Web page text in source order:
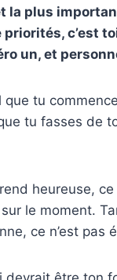
la plus
c’est
un, et
que tu
tu fasses de
heureuse,
le moment.
ce n’est pas